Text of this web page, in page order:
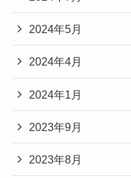
2024年5月
2024年4月
2024年1月
2023年9月
2023年8月